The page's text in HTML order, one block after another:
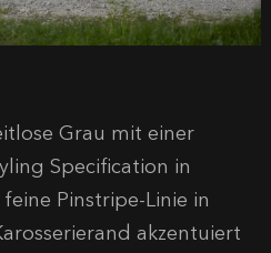
Grau mit einer
Specification in
Pinstripe-Linie in
akzentuiert